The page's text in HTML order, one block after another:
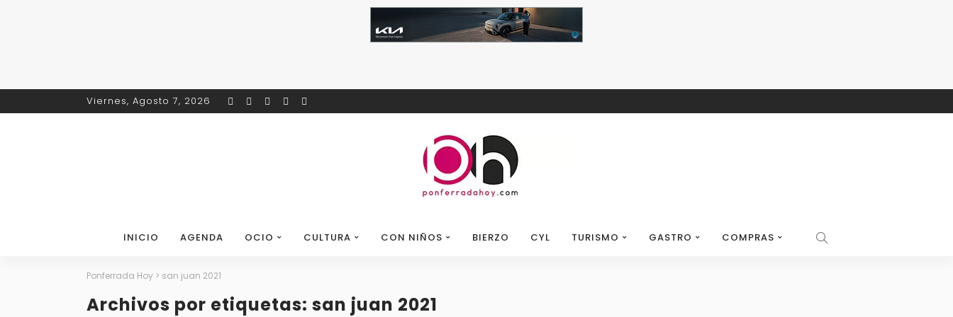
Viernes, Agosto 7, 2026
INICIO AGENDA OCIO CULTURA CON NIÑOS BIERZO CYL TURISMO GASTRO COMPRAS
Ponferrada Hoy > san juan 2021
Archivos por etiquetas: san juan 2021